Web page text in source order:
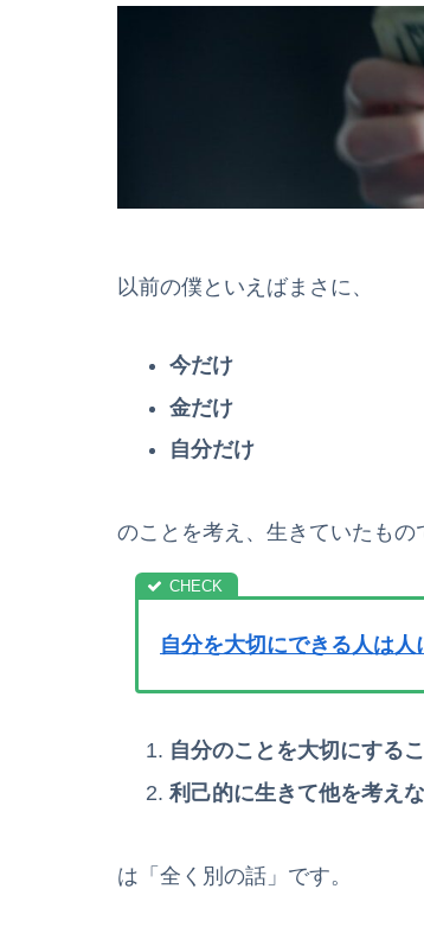
以前の僕といえばまさに、
今だけ
金だけ
自分だけ
のことを考え、生きていたもの
自分を大切にできる人は人
自分のことを大切にする
利己的に生きて他を考え
は「全く別の話」です。